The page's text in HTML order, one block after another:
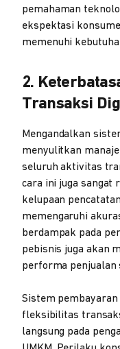
pemahaman
ekspektasi
memenuhi
2.
Transaksi
Mengandalkan
menyulitkan
seluruh aktivitas
cara ini juga sangat
kelupaan
memengaruhi
berdampak pada
pebisnis juga akan
performa penjualan
Sistem
fleksibilitas
langsung pada